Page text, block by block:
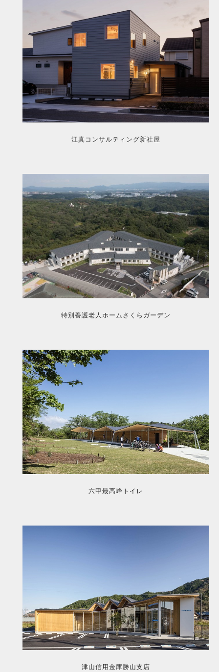
江真コンサルティング新社屋
特別養護老人ホームさくらガーデン
六甲最高峰トイレ
津山信用金庫勝山支店